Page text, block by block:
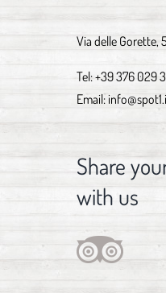
Via delle Gorette,
Tel:+39 376 029
Email:
Share
with us